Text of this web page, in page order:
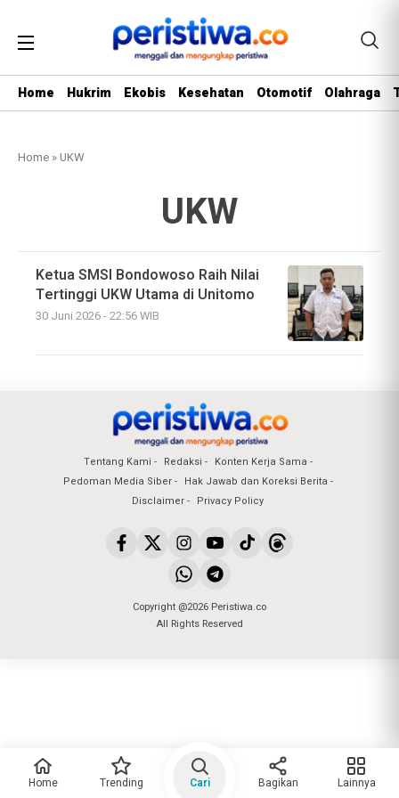
Home Hukrim Ekobis Kesehatan Otomotif Olahraga
Home »UKW
UKW
Ketua SMSI Bondowoso Raih Nilai
Tertinggi UKW Utama di Unitomo
30 Juni 2026 - 22:56 WIB
Tentang Kami Redaksi
Konten Kerja Sama
Pedoman Media Siber
Hak Jawab dan Koreksi Berita
Disclaimer
Privacy Policy
Copyright @2026 Peristiwa.co
All Rights Reserved
Home Trending Cari Bagikan Lainnya